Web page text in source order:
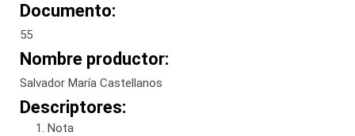
Documento:
55
Nombre productor:
Salvador María Castellanos
Descriptores:
Nota